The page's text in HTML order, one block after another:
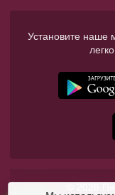
Установите наше
© 2026